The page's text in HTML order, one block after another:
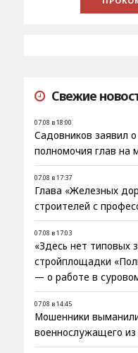
Свежие
07.08 в 18:00
Садовников заявил
полномочия глав на
07.08 в 17:37
Глава «Железных
строителей с
07.08 в 17:03
«Здесь нет типовых
стройплощадки
— о работе в
07.08 в 14:45
Мошенники
военнослужащего